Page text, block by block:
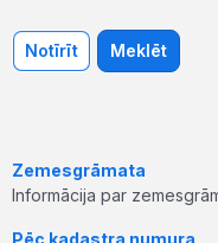
Notīrīt Meklēt
Zemesgrāmata
Informācija par
Pēc kadastra numura